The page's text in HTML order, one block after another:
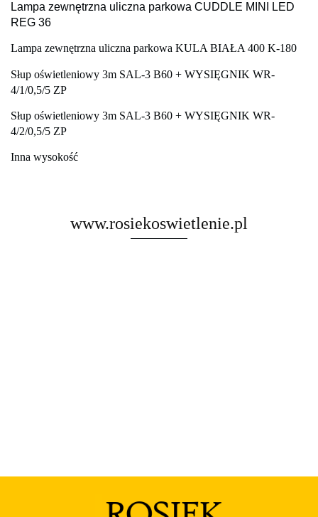
Lampa zewnętrzna uliczna parkowa CUDDLE MINI LED
REG 36
Lampa zewnętrzna uliczna parkowa KULA BIAŁA 400 K-180
Słup oświetleniowy 3m SAL-3 B60 + WYSIĘGNIK WR-
4/1/0,5/5 ZP
Słup oświetleniowy 3m SAL-3 B60 + WYSIĘGNIK WR-
4/2/0,5/5 ZP
Inna wysokość
www.rosiekoswietlenie.pl